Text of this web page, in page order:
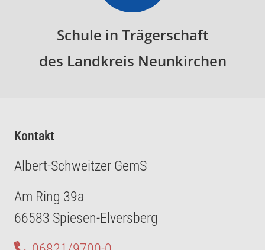
Schule in Trägerschaft
des Landkreis Neunkirchen
Kontakt
Albert-Schweitzer GemS
Am Ring 39a
66583 Spiesen-Elversberg